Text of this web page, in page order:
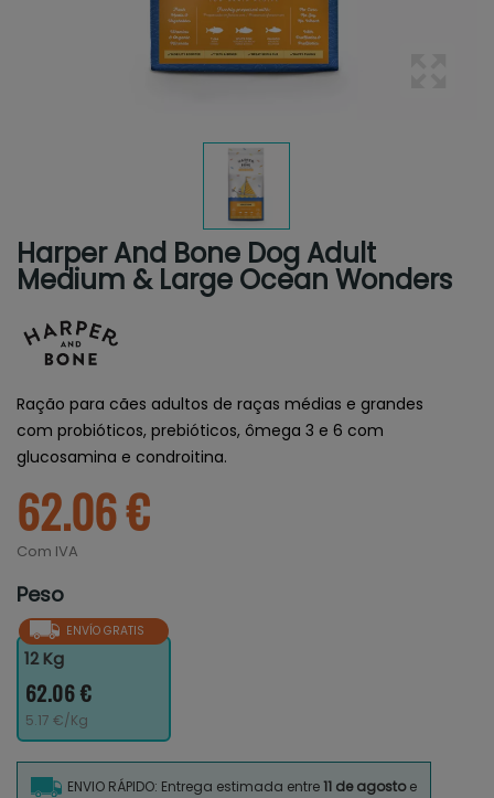
Harper And Bone Dog Adult
Medium & Large Ocean Wonders
Ração para cães adultos de raças médias e grandes
com probióticos, prebióticos, ômega 3 e 6 com
glucosamina e condroitina.
62.06 €
Com IVA
Peso
ENVÍO GRATIS
12 Kg
62.06 €
5.17 €/Kg
ENVIO RÁPIDO: Entrega estimada entre11 de agostoe